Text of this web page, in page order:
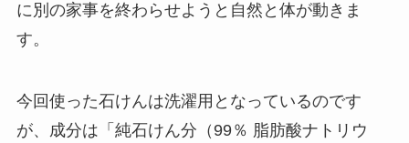
に別の家事を終わらせようと自然と体が動きま
す。
今回使った石けんは洗濯用となっているのです
が、成分は「純石けん分（99％ 脂肪酸ナトリウ